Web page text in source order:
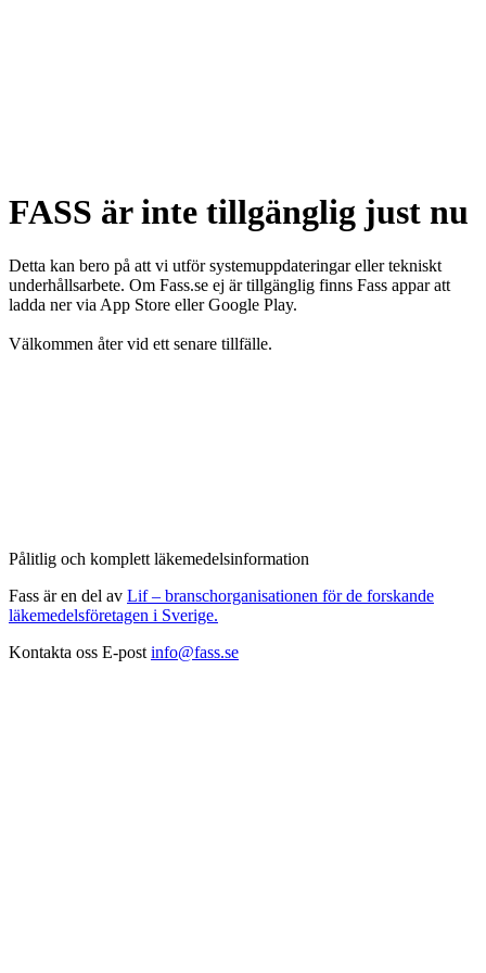
FASS är inte tillgänglig just nu
Detta kan bero på att vi utför systemuppdateringar eller tekniskt
underhållsarbete. Om Fass.se ej är tillgänglig finns Fass appar att
ladda ner via App Store eller Google Play.
Välkommen åter vid ett senare tillfälle.
Pålitlig och komplett läkemedelsinformation
Fass är en del av Lif – branschorganisationen för de forskande
läkemedelsföretagen i Sverige.
Kontakta oss E-post info@fass.se